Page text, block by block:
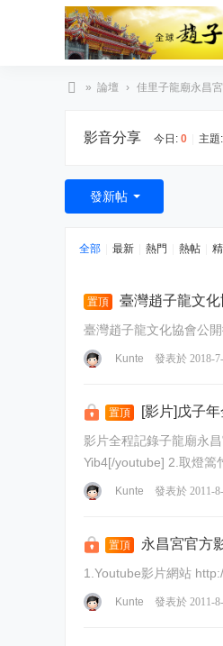
龍
» 論壇 › 佳里子龍廟永昌宮
影音分享 今日: 0 主題:
發新帖
全部 最新 熱門 熱帖
置頂 臺灣趙子龍文
Kunte 發表於 2018-
置頂 [影片]戊子
影片全程記錄子龍廟永昌宮, 五十年一次的建醮, 共有七張光
Kunte 發表於 2011-
置頂 永昌宮官方
Kunte 發表於 2011-